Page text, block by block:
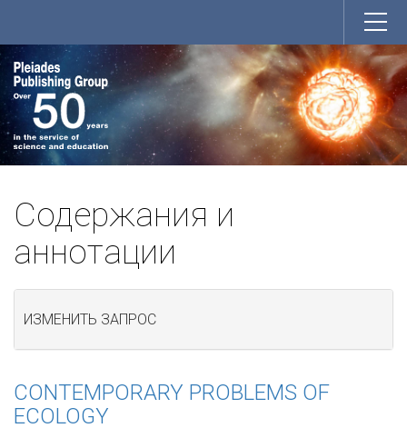
Содержания и
аннотации
ИЗМЕНИТЬ ЗАПРОС
CONTEMPORARY PROBLEMS OF
ECOLOGY